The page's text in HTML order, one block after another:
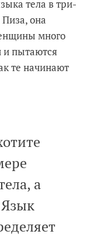
тела в три-
она
много
пытаются
те начинают
а